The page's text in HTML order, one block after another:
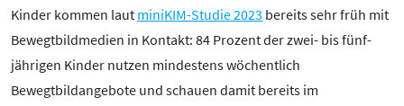
Kinder kommen laut miniKIM-Studie 2023 bereits sehr früh mit
Bewegtbildmedien in Kontakt: 84 Prozent der zwei- bis fünf-
jährigen Kinder nutzen mindestens wöchentlich
Bewegtbildangebote und schauen damit bereits im